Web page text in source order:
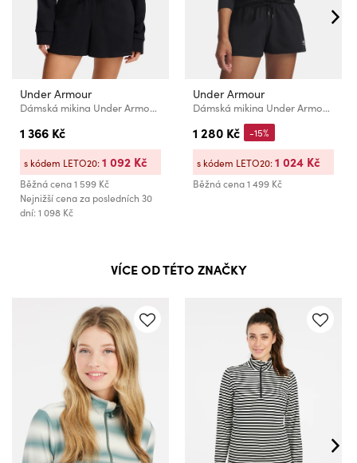
Under Armour
Dámská mikina Under Armour UA Rival Terry Crew
1 366 Kč
Běžná cena1 599 Kč
Nejnižší cena za posledních 30
dní: 1 098 Kč
s kódem LETO20:1 092 Kč
Under Armour
Dámská mikina Under Armour Sport Terry Crew
1 280 Kč
Běžná cena1 499 Kč
-15%
s kódem LETO20:1 024 Kč
VÍCE OD TÉTO ZNAČKY